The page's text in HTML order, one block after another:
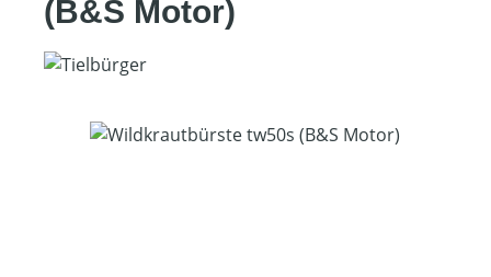
(B&S Motor)
Bildergalerie überspringen